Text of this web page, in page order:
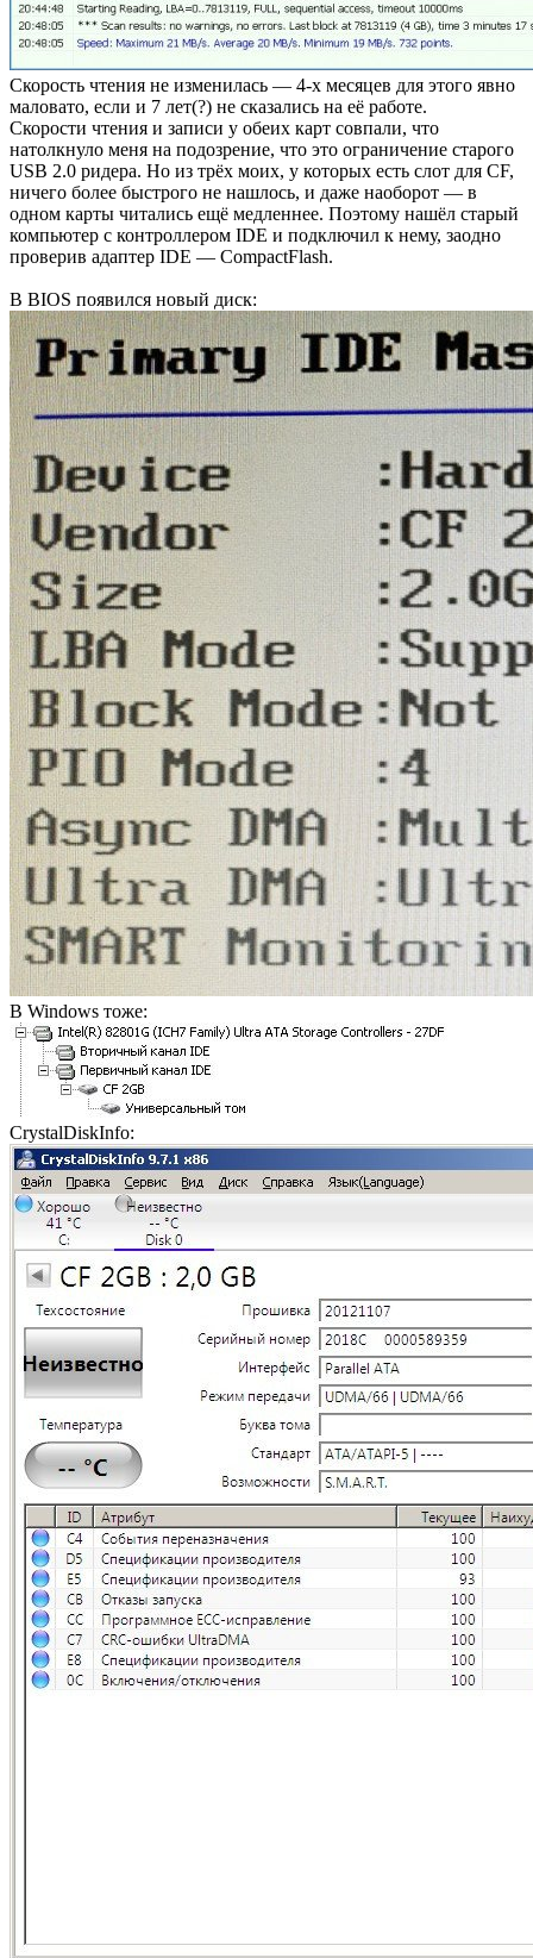
Скорость чтения не изменилась — 4-х месяцев для этого явно
маловато, если и 7 лет(?) не сказались на её работе.
Скорости чтения и записи у обеих карт совпали, что
натолкнуло меня на подозрение, что это ограничение старого
USB 2.0 ридера. Но из трёх моих, у которых есть слот для CF,
ничего более быстрого не нашлось, и даже наоборот — в
одном карты читались ещё медленнее. Поэтому нашёл старый
компьютер с контроллером IDE и подключил к нему, заодно
проверив адаптер IDE — CompactFlash.
В BIOS появился новый диск:
В Windows тоже:
CrystalDiskInfo: